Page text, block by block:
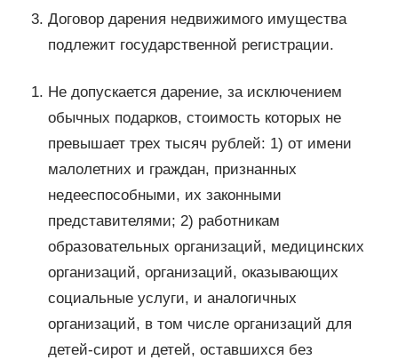
Договор дарения недвижимого имущества
подлежит государственной регистрации.
Не допускается дарение, за исключением
обычных подарков, стоимость которых не
превышает трех тысяч рублей: 1) от имени
малолетних и граждан, признанных
недееспособными, их законными
представителями; 2) работникам
образовательных организаций, медицинских
организаций, организаций, оказывающих
социальные услуги, и аналогичных
организаций, в том числе организаций для
детей-сирот и детей, оставшихся без